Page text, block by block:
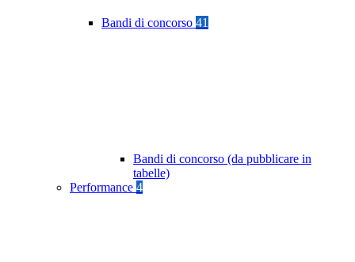
Bandi di concorso 41
Bandi di concorso (da pubblicare in
tabelle)
Performance 4